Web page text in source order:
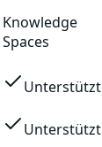
Knowledge
Spaces
Unterstützt
Unterstützt